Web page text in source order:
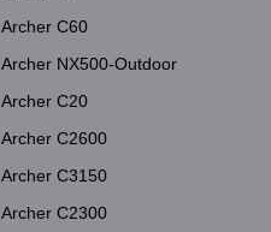
Archer C60
Archer NX500-Outdoor
Archer C20
Archer C2600
Archer C3150
Archer C2300